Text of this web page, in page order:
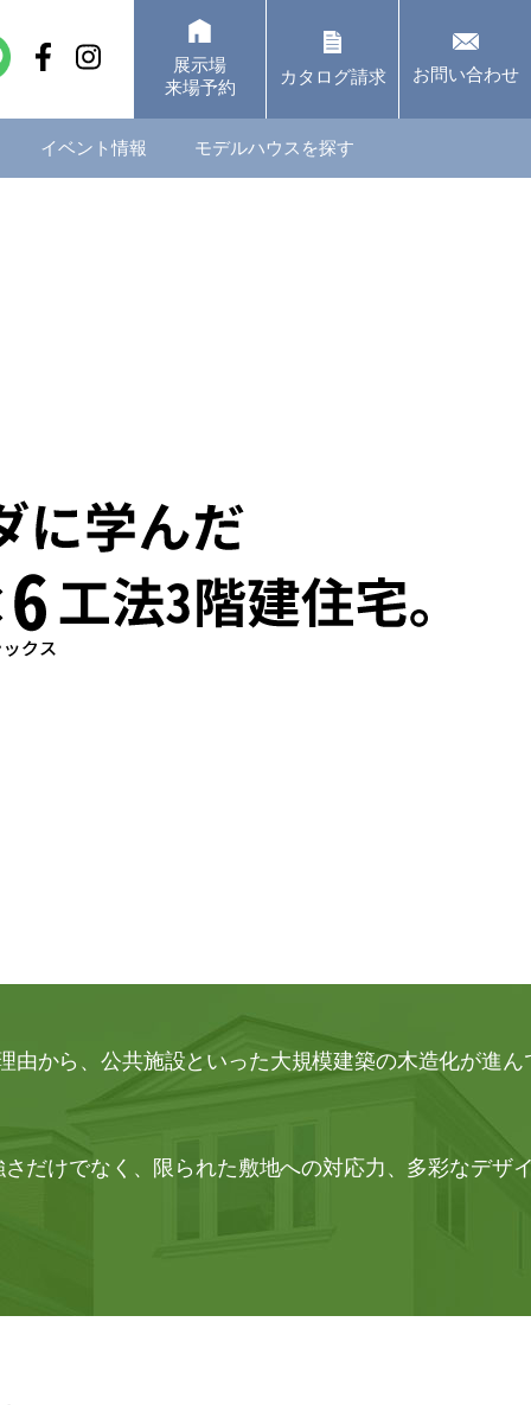
展示場
来場予約
カタログ請求 お問い合わせ
イベント情報 モデルハウスを探す
から、公共施設といった大規模建築の木造化が進ん
だけでなく、限られた敷地への対応力、多彩なデザ